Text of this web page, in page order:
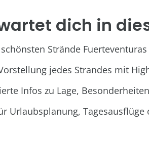
dich in
Strände
jedes Strandes mit
Infos zu Lage,
Urlaubsplanung,